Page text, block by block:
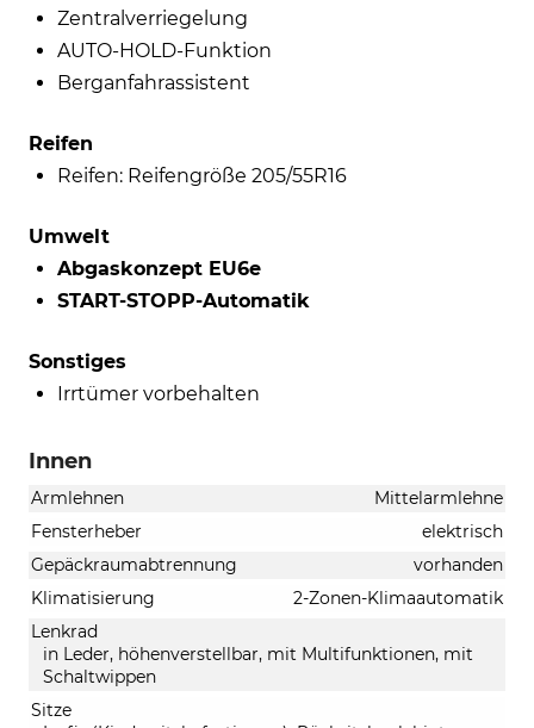
Zentralverriegelung
AUTO-HOLD-Funktion
Berganfahrassistent
Reifen
Reifen: Reifengröße 205/55R16
Umwelt
Abgaskonzept EU6e
START-STOPP-Automatik
Sonstiges
Irrtümer vorbehalten
Innen
Armlehnen
Mittelarmlehne
Fensterheber
elektrisch
Gepäckraumabtrennung
vorhanden
Klimatisierung
2-Zonen-Klimaautomatik
Lenkrad
in Leder, höhenverstellbar, mit Multifunktionen, mit
Schaltwippen
Sitze